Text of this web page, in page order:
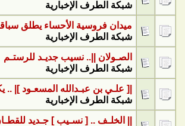
شبكة الطرف الإخبارية
ميدان فروسية الأحساء يطلق سباقاته للموسم 1447
شبكة الطرف الإخبارية
الصـولان ||.. نسيب جديـد للرستـم
شبكة الطرف الإخبارية
|[ علـي بن عبـدالله المسعـود ]| ..
شبكة الطرف الإخبارية
|| الخلـف .. [ نسـيب ] جـديد